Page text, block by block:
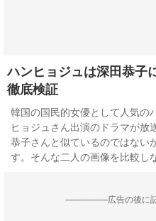
ハンヒョジュは深田恭子
徹底検証
韓国の国民的女優として人気の
ヒョジュさん出演のドラマが放
恭子さんと似ているのではない
す。そんな二人の画像を比較し
--------------------広告の後に